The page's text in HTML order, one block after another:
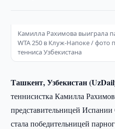
Камилла Рахимова выиграла
WTA 250 в Клуж-Напоке / фото
тенниса Узбекистана
Ташкент, Узбекистан
теннисистка Камилла
представительницей
стала победительницей